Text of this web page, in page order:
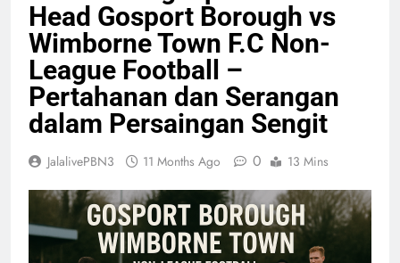
Head Gosport Borough vs
Wimborne Town F.C Non-
League Football –
Pertahanan dan Serangan
dalam Persaingan Sengit
JalalivePBN3 11 Months Ago 0 13 Mins